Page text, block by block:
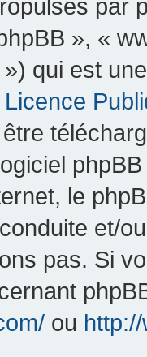
par
», «
qui est
Licence
le
et/
pas. Si
ou